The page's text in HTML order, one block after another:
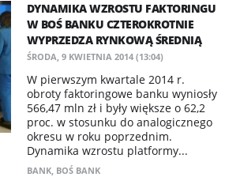
DYNAMIKA WZROSTU FAKTORINGU
W BOŚ BANKU CZTEROKROTNIE
WYPRZEDZA RYNKOWĄ ŚREDNIĄ
ŚRODA, 9 KWIETNIA 2014 (13:04)
W pierwszym kwartale 2014 r.
obroty faktoringowe banku wyniosły
566,47 mln zł i były większe o 62,2
proc. w stosunku do analogicznego
okresu w roku poprzednim.
Dynamika wzrostu platformy...
BANK, BOŚ BANK